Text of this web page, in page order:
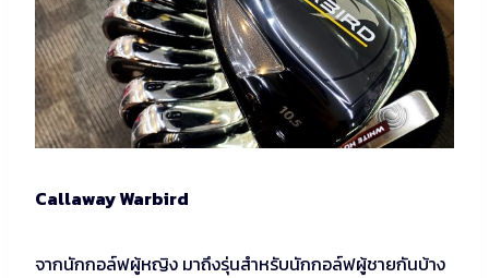
Callaway Warbird
จากนักกอล์ฟผู้หญิง มาถึงรุ่นสำหรับนักกอล์ฟผู้ชายกันบ้าง